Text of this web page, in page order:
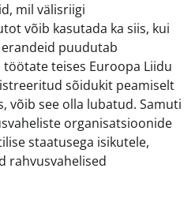
mil välisriigi
võib kasutada ka siis, kui
erandeid puudutab
teises Euroopa Liidu
sõidukit peamiselt
võib see olla lubatud. Samuti
organisatsioonide
staatusega isikutele,
rahvusvahelised